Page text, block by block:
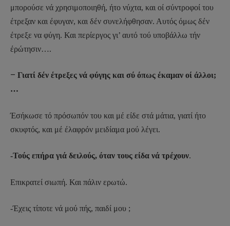
μπορούσε νά χρησιμοποιηθή, ήτο νύχτα, και οί σύντροφοί του
έτρεξαν και έφυγαν, και δέν συνελήφθησαν. Αυτός όμως δέν
έτρεξε να φύγη. Και περίεργος γι’ αυτό τού υποβάλλω τήν
έρώτησιν….
– Γιατί δέν έτρεξες νά φύγης και σύ όπως έκαμαν οί άλλοι;
…
Έσήκωσε τό πρόσωπόν του και μέ είδε στά μάτια, γιατί ήτο
σκυφτός, και μέ έλαφρόν μειδίαμα μού λέγει.
-Τούς επήρα γιά δειλούς, όταν τους είδα νά τρέχουν.
Επικρατεί σιωπή. Και πάλιν ερωτώ.
-Έχεις τίποτε νά μού πής, παιδί μου ;